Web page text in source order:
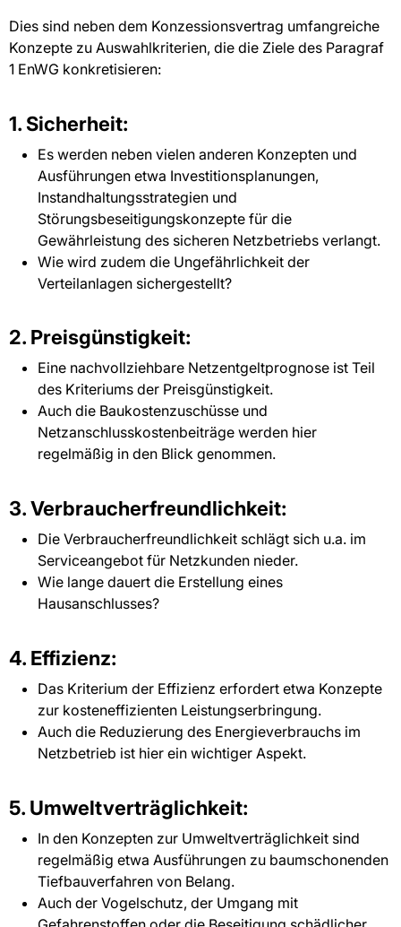
Dies sind neben dem Konzessionsvertrag umfangreiche
Konzepte zu Auswahlkriterien, die die Ziele des Paragraf
1 EnWG konkretisieren:
1. Sicherheit:
Es werden neben vielen anderen Konzepten und
Ausführungen etwa Investitionsplanungen,
Instandhaltungsstrategien und
Störungsbeseitigungskonzepte für die
Gewährleistung des sicheren Netzbetriebs verlangt.
Wie wird zudem die Ungefährlichkeit der
Verteilanlagen sichergestellt?
2. Preisgünstigkeit:
Eine nachvollziehbare Netzentgeltprognose ist Teil
des Kriteriums der Preisgünstigkeit.
Auch die Baukostenzuschüsse und
Netzanschlusskostenbeiträge werden hier
regelmäßig in den Blick genommen.
3. Verbraucherfreundlichkeit:
Die Verbraucherfreundlichkeit schlägt sich u.a. im
Serviceangebot für Netzkunden nieder.
Wie lange dauert die Erstellung eines
Hausanschlusses?
4. Effizienz:
Das Kriterium der Effizienz erfordert etwa Konzepte
zur kosteneffizienten Leistungserbringung.
Auch die Reduzierung des Energieverbrauchs im
Netzbetrieb ist hier ein wichtiger Aspekt.
5. Umweltverträglichkeit:
In den Konzepten zur Umweltverträglichkeit sind
regelmäßig etwa Ausführungen zu baumschonenden
Tiefbauverfahren von Belang.
Auch der Vogelschutz, der Umgang mit